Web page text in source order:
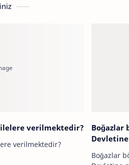
verilmektedir?
verilmektedir?
Boğazlar
Devletine
Boğazlar